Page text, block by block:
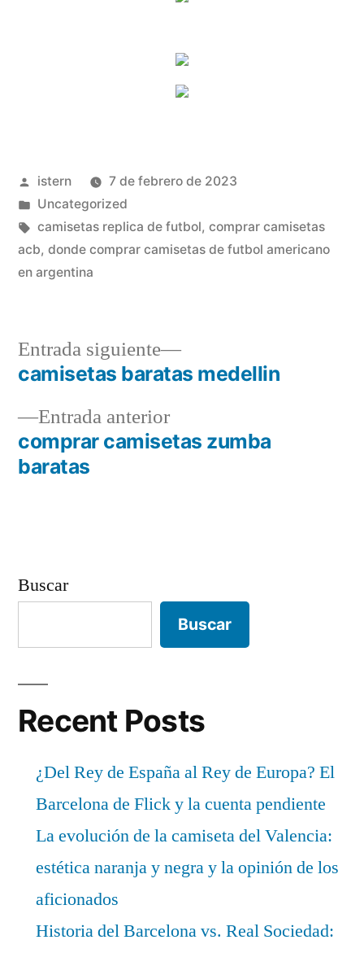
Publicado
por
istern
7 de febrero de 2023
Publicado
en
Uncategorized
Etiquetas:
camisetas replica de futbol, comprar camisetas
acb, donde comprar camisetas de futbol americano
en argentina
Navegación
de
entradas
Entrada anteriorEntrada
anterior:
comprar camisetas zumba
baratas
Entrada siguiente
Entrada
siguiente:
camisetas baratas medellin
Buscar
Buscar
Recent Posts
¿Del Rey de España al Rey de Europa? El
Barcelona de Flick y la cuenta pendiente
La evolución de la camiseta del Valencia:
estética naranja y negra y la opinión de los
aficionados
Historia del Barcelona vs. Real Sociedad: